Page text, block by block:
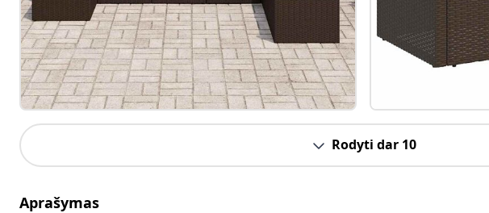
Rodyti dar 10
Aprašymas